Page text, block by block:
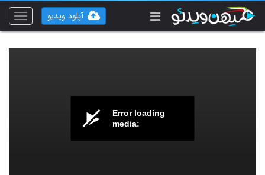
Toggle
آپلود ویدیو
Error loading
media: